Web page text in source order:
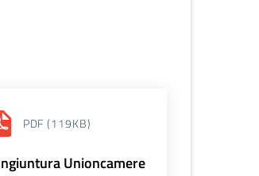
PDF (119KB)
Unioncamere